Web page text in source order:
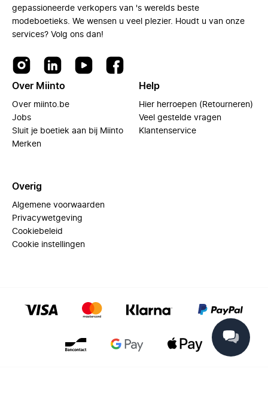
gepassioneerde verkopers van 's werelds beste
modeboetieks. We wensen u veel plezier. Houdt u van onze
services? Volg ons dan!
Over Miinto
Over miinto.be
Jobs
Sluit je boetiek aan bij Miinto
Merken
Help
Hier herroepen (Retourneren)
Veel gestelde vragen
Klantenservice
Overig
Algemene voorwaarden
Privacywetgeving
Cookiebeleid
Cookie instellingen